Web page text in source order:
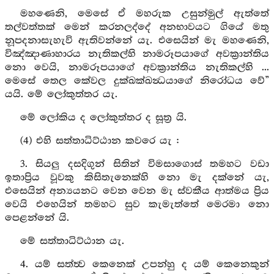
මහණෙනි, මෙසේ ඒ මහරුක උසුන්මුල් ඇත්තේ
තල්වත්තක් මෙන් කරනලද්දේ අනභාවයට ගියේ මතු
නූපදනාසැහැවි ඇතිවන්නේ යැ. එසෙයින් මැ මහණෙනි,
විඤ්ඤාණාහාරය නැතිකල්හි නාමරූපයාගේ අවක්‍රාන්තිය
නො වෙයි, නාමරූපයාගේ අවක්‍රාන්තිය නැතිකල්හි ...
මෙසේ තෙල කේවල දුක්ඛක්ඛන්‍ධයාගේ නිරෝධය වේ”
යයි. මේ ලෝකුත්තර යැ.
මේ ලෝකිය ද ලෝකුත්තර ද සූත්‍ර යි.
(4) එහි සත්තාධිට්ඨාන කවරෙ යැ :
3. සියලු දසදිගුන් සිතින් විමසාගොස් තමහට වඩා
ඉතාප්‍රිය වූවකු කිසිතැනෙක්හි නො මැ දක්නේ යැ,
එසෙයින් අන්‍යයනට වෙන වෙන මැ ස්වකීය ආත්මය ප්‍රිය
වෙයි එහෙයින් තමහට සුව කැමැත්තේ මෙරමා නො
පෙළන්නේ යි.
මේ සත්තාධිට්ඨාන යැ.
4. යම් සත්ත්‍ව කෙනෙක් උපන්හු ද යම් කෙනෙකුන්